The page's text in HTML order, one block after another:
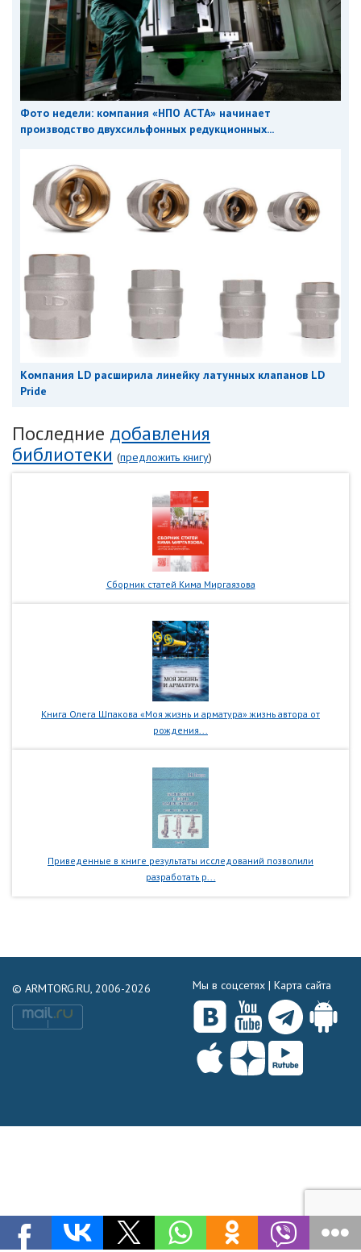
Фото недели: компания «НПО АСТА» начинает
производство двухсильфонных редукционных...
Компания LD расширила линейку латунных клапанов LD
Pride
Последние добавления
библиотеки (предложить книгу)
Сборник статей Кима Миргаязова
Книга Олега Шпакова «Моя жизнь и арматура» жизнь автора от
рождения...
Приведенные в книге результаты исследований позволили
разработать р...
© ARMTORG.RU, 2006-2026 Мы в соцсетях | Карта сайта